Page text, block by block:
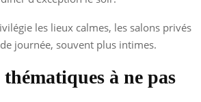
les lieux calmes, les salons privés
journée, souvent plus intimes.
à ne pas